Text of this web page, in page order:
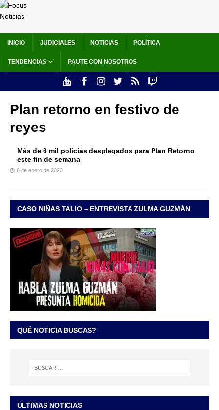
INICIO JUDICIALES NOTICIAS POLÍTICA
TENDENCIAS PAUTE CON NOSOTROS
Plan retorno en festivo de
reyes
Más de 6 mil policías desplegados para Plan Retorno
este fin de semana
6 de enero de 2023
CASO NIÑAS TALIO – ENTREVISTA ZULMA GUZMÁN
QUÉ NOTICIA BUSCAS?
ULTIMAS NOTICIAS